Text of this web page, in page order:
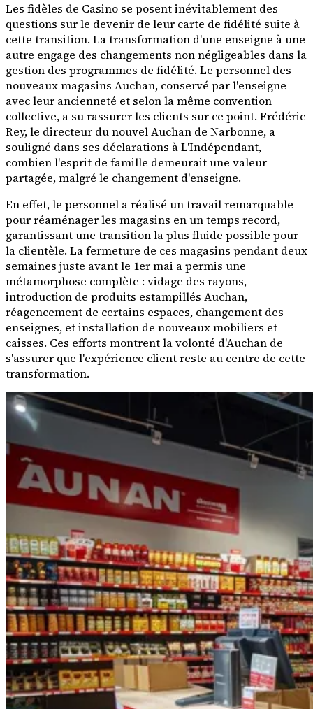
Les fidèles de Casino se posent inévitablement des
questions sur le devenir de leur carte de fidélité suite à
cette transition. La transformation d'une enseigne à une
autre engage des changements non négligeables dans la
gestion des programmes de fidélité. Le personnel des
nouveaux magasins Auchan, conservé par l'enseigne
avec leur ancienneté et selon la même convention
collective, a su rassurer les clients sur ce point. Frédéric
Rey, le directeur du nouvel Auchan de Narbonne, a
souligné dans ses déclarations à L'Indépendant,
combien l'esprit de famille demeurait une valeur
partagée, malgré le changement d'enseigne.
En effet, le personnel a réalisé un travail remarquable
pour réaménager les magasins en un temps record,
garantissant une transition la plus fluide possible pour
la clientèle. La fermeture de ces magasins pendant deux
semaines juste avant le 1er mai a permis une
métamorphose complète : vidage des rayons,
introduction de produits estampillés Auchan,
réagencement de certains espaces, changement des
enseignes, et installation de nouveaux mobiliers et
caisses. Ces efforts montrent la volonté d'Auchan de
s'assurer que l'expérience client reste au centre de cette
transformation.